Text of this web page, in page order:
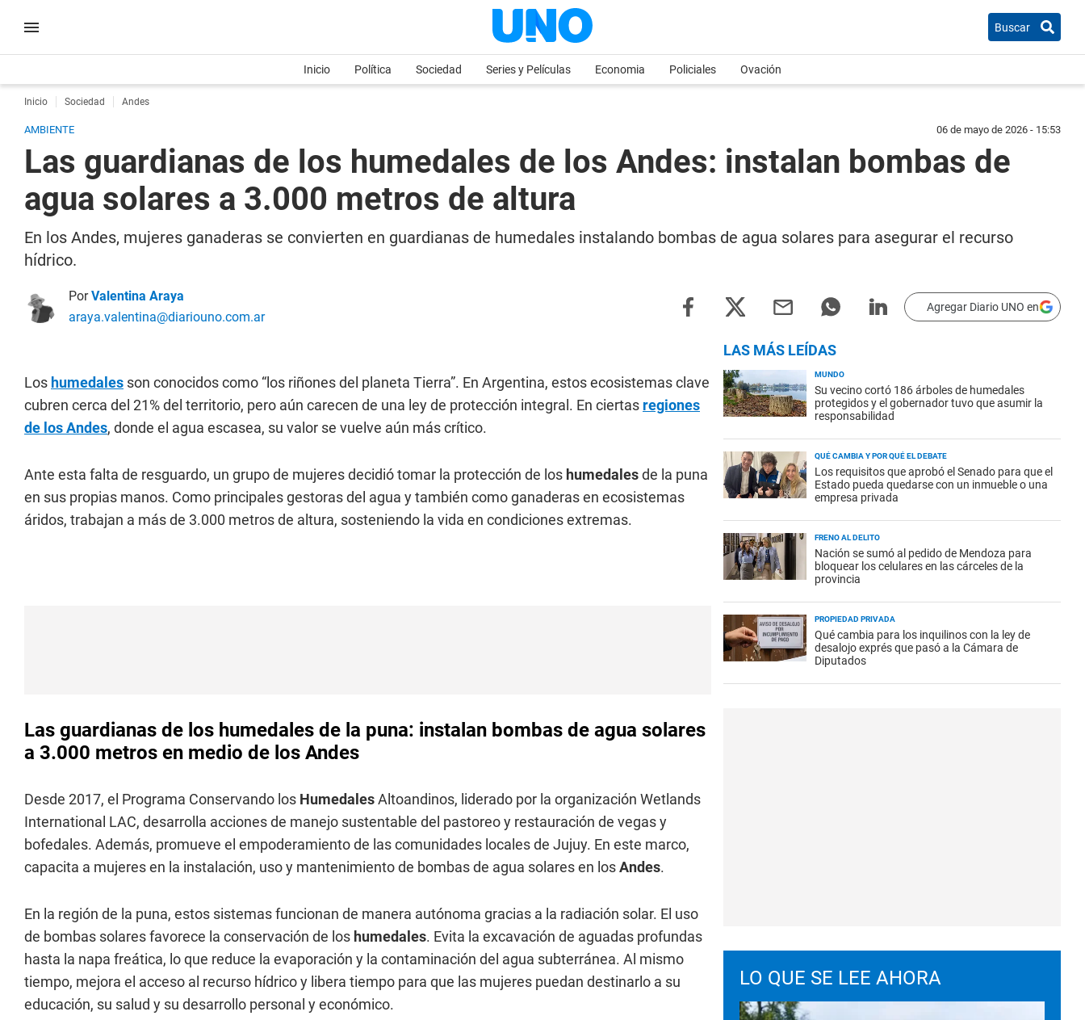
Buscar
Inicio Política Sociedad Series y Películas Economia Policiales Ovación
Inicio Sociedad Andes
AMBIENTE 06 de mayo de 2026 - 15:53
Las guardianas de los humedales de los Andes: instalan bombas de
agua solares a 3.000 metros de altura
En los Andes, mujeres ganaderas se convierten en guardianas de humedales instalando bombas de agua solares para asegurar el recurso
hídrico.
PorValentina Araya
araya.valentina@diariouno.com.ar
Agregar Diario UNO en
Los humedales son conocidos como “los riñones del planeta Tierra”. En Argentina, estos ecosistemas clave
cubren cerca del 21% del territorio, pero aún carecen de una ley de protección integral. En ciertas regiones
de los Andes, donde el agua escasea, su valor se vuelve aún más crítico.
Ante esta falta de resguardo, un grupo de mujeres decidió tomar la protección de los humedalesde la puna
en sus propias manos. Como principales gestoras del agua y también como ganaderas en ecosistemas
áridos, trabajan a más de 3.000 metros de altura, sosteniendo la vida en condiciones extremas.
Las guardianas de los humedales de la puna: instalan bombas de agua solares
a 3.000 metros en medio de los Andes
Desde 2017, el Programa Conservando los HumedalesAltoandinos, liderado por la organización Wetlands
International LAC, desarrolla acciones de manejo sustentable del pastoreo y restauración de vegas y
bofedales. Además, promueve el empoderamiento de las comunidades locales de Jujuy. En este marco,
capacita a mujeres en la instalación, uso y mantenimiento de bombas de agua solares en losAndes.
En la región de la puna, estos sistemas funcionan de manera autónoma gracias a la radiación solar. El uso
de bombas solares favorece la conservación de los humedales. Evita la excavación de aguadas profundas
hasta la napa freática, lo que reduce la evaporación y la contaminación del agua subterránea. Al mismo
tiempo, mejora el acceso al recurso hídrico y libera tiempo para que las mujeres puedan destinarlo a su
educación, su salud y su desarrollo personal y económico.
LAS MÁS LEÍDAS
MUNDO
Su vecino cortó 186 árboles de humedales
protegidos y el gobernador tuvo que asumir la
responsabilidad
QUÉ CAMBIA Y POR QUÉ EL DEBATE
Los requisitos que aprobó el Senado para que el
Estado pueda quedarse con un inmueble o una
empresa privada
FRENO AL DELITO
Nación se sumó al pedido de Mendoza para
bloquear los celulares en las cárceles de la
provincia
PROPIEDAD PRIVADA
Qué cambia para los inquilinos con la ley de
desalojo exprés que pasó a la Cámara de
Diputados
LO QUE SE LEE AHORA